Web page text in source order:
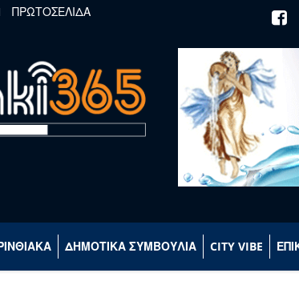
ΠΡΩΤΟΣΕΛΙΔΑ
ΔΗΜΟΤΙΚΑ ΣΥΜΒΟΥΛΙΑ CITY VIBE